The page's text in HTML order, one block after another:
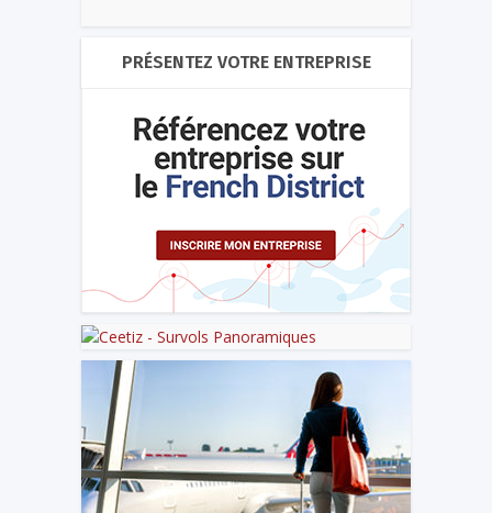
PRÉSENTEZ VOTRE ENTREPRISE